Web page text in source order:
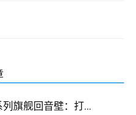
旗舰回音壁：打...